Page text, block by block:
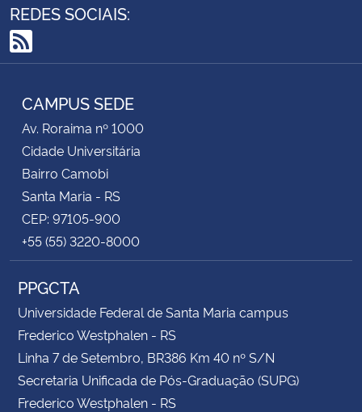
REDES SOCIAIS:
RSS
CAMPUS SEDE
Av. Roraima nº 1000
Cidade Universitária
Bairro Camobi
Santa Maria - RS
CEP: 97105-900
+55 (55) 3220-8000
PPGCTA
Universidade Federal de Santa Maria campus
Frederico Westphalen - RS
Linha 7 de Setembro, BR386 Km 40 nº S/N
Secretaria Unificada de Pós-Graduação (SUPG)
Frederico Westphalen - RS